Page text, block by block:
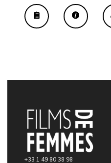
+33 1 49 80 38 98